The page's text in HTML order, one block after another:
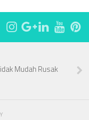
Mudah Rusak